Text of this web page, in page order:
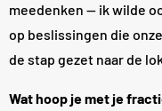
meedenken — ik wilde
op beslissingen die
de stap gezet naar de
Wat hoop je met je